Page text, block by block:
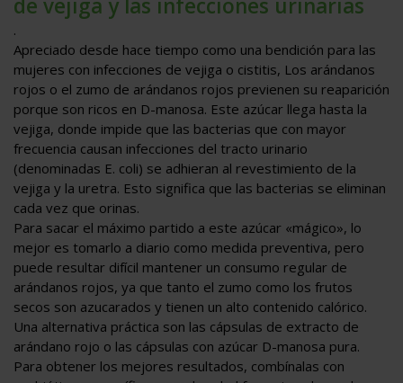
de vejiga y las infecciones urinarias
.
Apreciado desde hace tiempo como una bendición para las
mujeres con infecciones de vejiga o cistitis, Los arándanos
rojos o el zumo de arándanos rojos previenen su reaparición
porque son ricos en D-manosa. Este azúcar llega hasta la
vejiga, donde impide que las bacterias que con mayor
frecuencia causan infecciones del tracto urinario
(denominadas E. coli) se adhieran al revestimiento de la
vejiga y la uretra. Esto significa que las bacterias se eliminan
cada vez que orinas.
Para sacar el máximo partido a este azúcar «mágico», lo
mejor es tomarlo a diario como medida preventiva, pero
puede resultar difícil mantener un consumo regular de
arándanos rojos, ya que tanto el zumo como los frutos
secos son azucarados y tienen un alto contenido calórico.
Una alternativa práctica son las cápsulas de extracto de
arándano rojo o las cápsulas con azúcar D-manosa pura.
Para obtener los mejores resultados, combínalas con